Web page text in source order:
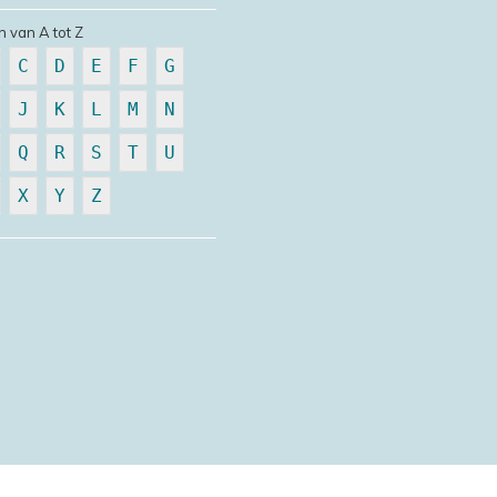
van A tot Z
C D E F G
J K L M N
Q R S T U
X Y Z